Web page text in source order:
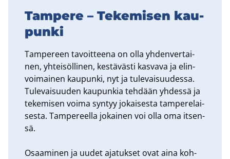
Tam­pe­re – Te­ke­mi­sen kau­
pun­ki
Tam­pe­reen ta­voit­tee­na on olla yh­den­ver­tai­
nen, yh­tei­söl­li­nen, kes­tä­väs­ti kas­va­va ja elin­
voi­mai­nen kau­pun­ki, nyt ja tu­le­vai­suu­des­sa.
Tu­le­vai­suu­den kau­pun­kia teh­dään yh­des­sä ja
te­ke­mi­sen voima syn­tyy jo­kai­ses­ta tam­pe­re­lai­
ses­ta. Tam­pe­reel­la jo­kai­nen voi olla oma it­sen­
sä.
Osaa­mi­nen ja uudet aja­tuk­set ovat aina koh­